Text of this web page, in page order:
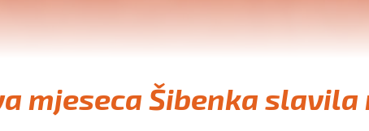
mjeseca Šibenka slavila